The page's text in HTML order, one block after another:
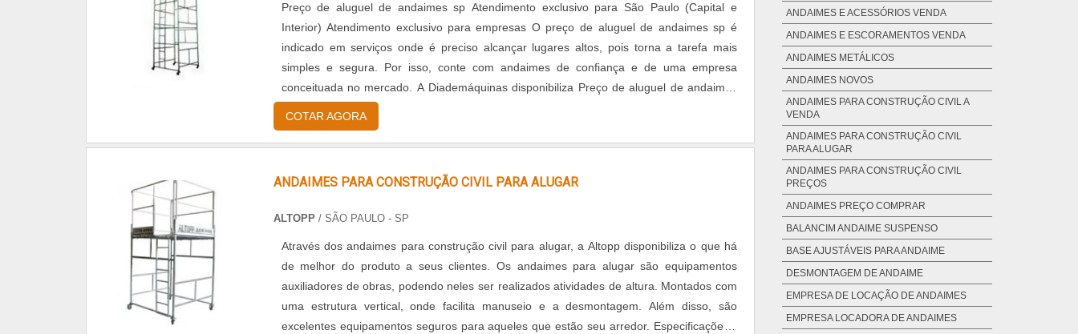
Preço de aluguel de andaimes sp Atendimento exclusivo para São Paulo (Capital e
Interior) Atendimento exclusivo para empresas O preço de aluguel de andaimes sp é
indicado em serviços onde é preciso alcançar lugares altos, pois torna a tarefa mais
simples e segura. Por isso, conte com andaimes de confiança e de uma empresa
conceituada no mercado. A Diademáquinas disponibiliza Preço de aluguel de andaimes
sp prensado em aço-carbono com 1,0 metro ....
COTAR AGORA
ANDAIMES PARA CONSTRUÇÃO CIVIL PARA ALUGAR
ALTOPP/ SÃO PAULO - SP
Através dos andaimes para construção civil para alugar, a Altopp disponibiliza o que há
de melhor do produto a seus clientes. Os andaimes para alugar são equipamentos
auxiliadores de obras, podendo neles ser realizados atividades de altura. Montados com
uma estrutura vertical, onde facilita manuseio e a desmontagem. Além disso, são
excelentes equipamentos seguros para aqueles que estão seu arredor. Especificações -
ANDAIMES E ACESSÓRIOS VENDA
ANDAIMES E ESCORAMENTOS VENDA
ANDAIMES METÁLICOS
ANDAIMES NOVOS
ANDAIMES PARA CONSTRUÇÃO CIVIL A
VENDA
ANDAIMES PARA CONSTRUÇÃO CIVIL
PARA ALUGAR
ANDAIMES PARA CONSTRUÇÃO CIVIL
PREÇOS
ANDAIMES PREÇO COMPRAR
BALANCIM ANDAIME SUSPENSO
BASE AJUSTÁVEIS PARA ANDAIME
DESMONTAGEM DE ANDAIME
EMPRESA DE LOCAÇÃO DE ANDAIMES
EMPRESA LOCADORA DE ANDAIMES